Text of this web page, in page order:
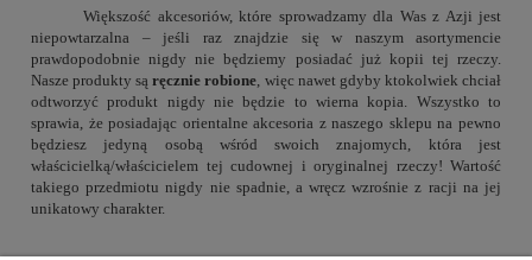
Większość akcesoriów, które sprowadzamy dla Was z Azji jest
niepowtarzalna – jeśli raz znajdzie się w naszym asortymencie
prawdopodobnie nigdy nie będziemy posiadać już kopii tej rzeczy.
Nasze produkty są ręcznie robione , więc nawet gdyby ktokolwiek chciał
odtworzyć produkt nigdy nie będzie to wierna kopia. Wszystko to
sprawia, że posiadając orientalne akcesoria z naszego sklepu na pewno
będziesz jedyną osobą wśród swoich znajomych, która jest
właścicielką/właścicielem tej cudownej i oryginalnej rzeczy! Wartość
takiego przedmiotu nigdy nie spadnie, a wręcz wzrośnie z racji na jej
unikatowy charakter.